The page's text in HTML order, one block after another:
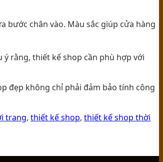
bước chân vào. Màu sắc giúp cửa hàng
ý rằng, thiết kế shop cần phù hợp với
đẹp không chỉ phải đảm bảo tính công
trang, thiết kế shop, thiết kế shop thời